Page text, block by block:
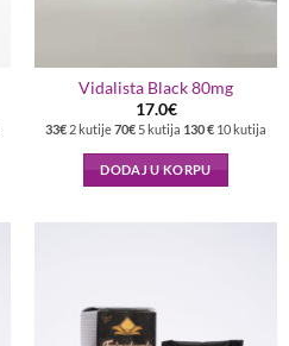
Vidalista Black 80mg
17.0€
33€ 2 kutije70€ 5 kutija 130 € 10 kutija
DODAJ U KORPU